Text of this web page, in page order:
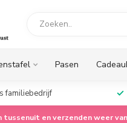
Pasen
familiebedrijf
en verzenden weer